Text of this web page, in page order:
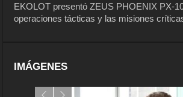
EKOLOT presentó ZEUS PHOENIX PX-
operaciones tácticas y las misiones
IMÁGENES